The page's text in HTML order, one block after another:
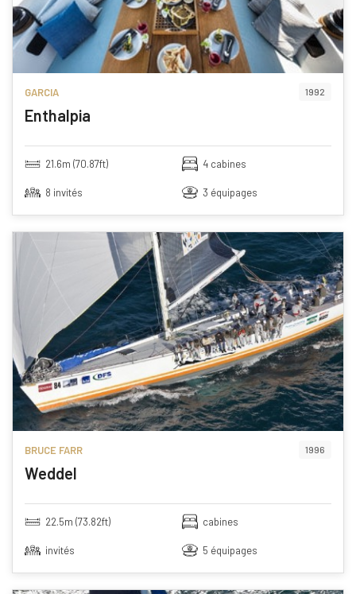
GARCIA 1992
Enthalpia
21.6m (70.87ft) 4 cabines
8 invités 3 équipages
BRUCE FARR 1996
Weddel
22.5m (73.82ft) cabines
invités 5 équipages